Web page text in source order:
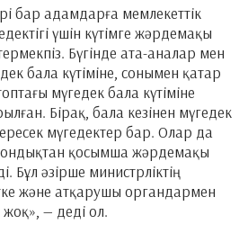
бар адамдарға мемлекеттік
үшін күтімге жәрдемақы
Бүгінде ата-аналар мен
бала күтіміне, сонымен қатар
мүгедек бала күтіміне
Бірақ, бала кезінен мүгедек
мүгедектер бар. Олар да
Сондықтан қосымша жәрдемақы
Бұл әзірше министрліктің
және атқарушы органдармен
жоқ», — деді ол.